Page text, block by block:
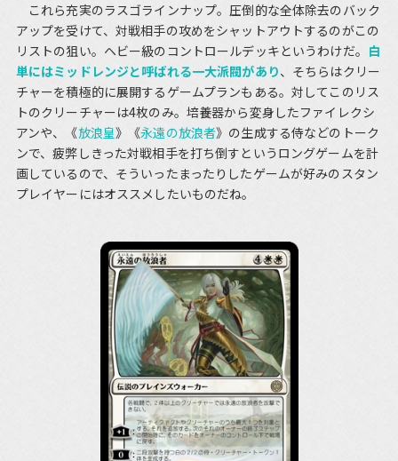
これら充実のラスゴラインナップ。圧倒的な全体除去のバック
アップを受けて、対戦相手の攻めをシャットアウトするのがこの
リストの狙い。ヘビー級のコントロールデッキというわけだ。 白
単にはミッドレンジと呼ばれる一大派閥があり、そちらはクリー
チャーを積極的に展開するゲームプランもある。対してこのリス
トのクリーチャーは4枚のみ。培養器から変身したファイレクシ
アンや、《放浪皇》《永遠の放浪者》の生成する侍などのトーク
ンで、疲弊しきった対戦相手を打ち倒すというロングゲームを計
画しているので、そういったまったりしたゲームが好みのスタン
プレイヤーにはオススメしたいものだね。